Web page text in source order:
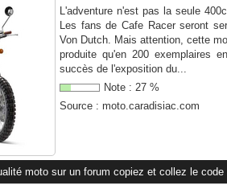
L'adventure n'est pas la seule
Les fans de Cafe Racer seront
Von Dutch. Mais attention, cette
produite qu'en 200 exemplaires
succès de l'exposition du...
Note : 27 %
Source : moto.caradisiac.com
moto sur un forum copiez et collez le code